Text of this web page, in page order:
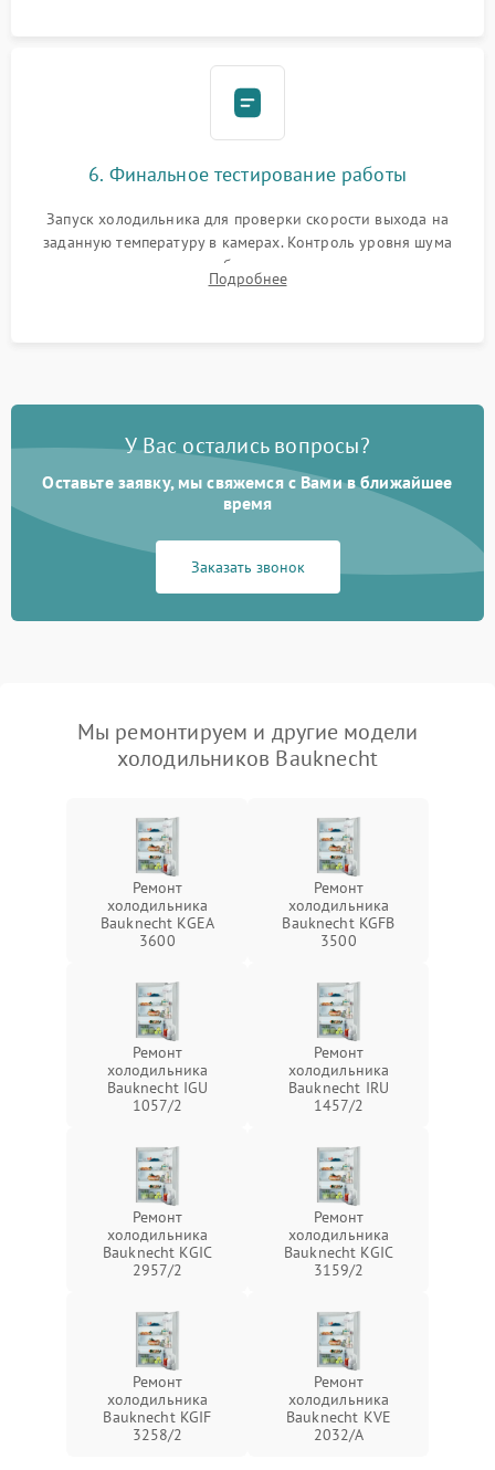
6. Финальное тестирование работы
Запуск холодильника для проверки скорости выхода на
заданную температуру в камерах. Контроль уровня шума
компрессора, отсутствия обмерзания стенок и корректного
срабатывания системы автоматической оттайки.
Подробнее
У Вас остались вопросы?
Оставьте заявку, мы свяжемся с Вами в ближайшее
время
Заказать звонок
Мы ремонтируем и другие модели
холодильников Bauknecht
Ремонт
холодильника
Bauknecht KGEA
3600
Ремонт
холодильника
Bauknecht KGFB
3500
Ремонт
холодильника
Bauknecht IGU
1057/2
Ремонт
холодильника
Bauknecht IRU
1457/2
Ремонт
холодильника
Bauknecht KGIC
2957/2
Ремонт
холодильника
Bauknecht KGIC
3159/2
Ремонт
холодильника
Bauknecht KGIF
3258/2
Ремонт
холодильника
Bauknecht KVE
2032/A